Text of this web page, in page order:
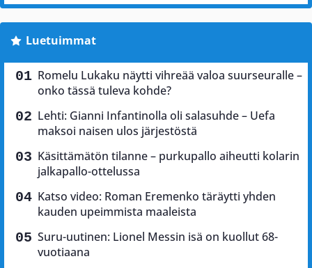
Luetuimmat
Romelu Lukaku näytti vihreää valoa suurseuralle –
onko tässä tuleva kohde?
Lehti: Gianni Infantinolla oli salasuhde – Uefa
maksoi naisen ulos järjestöstä
Käsittämätön tilanne – purkupallo aiheutti kolarin
jalkapallo-ottelussa
Katso video: Roman Eremenko täräytti yhden
kauden upeimmista maaleista
Suru-uutinen: Lionel Messin isä on kuollut 68-
vuotiaana